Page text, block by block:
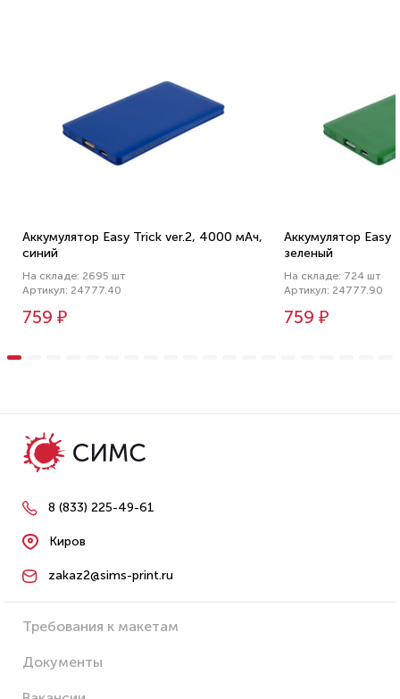
Аккумулятор Easy Trick ver.2, 4000 мАч,
синий
На складе: 2695 шт
Артикул: 24777.40
759 ₽
Аккумулятор
зеленый
На складе: 724 шт
Артикул: 24777.90
759 ₽
8 (833) 225-49-61
Киров
zakaz2@sims-print.ru
Требования к макетам
Документы